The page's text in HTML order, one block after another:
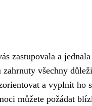
zastupovala a
všechny
a vyplnit ho
můžete požádat